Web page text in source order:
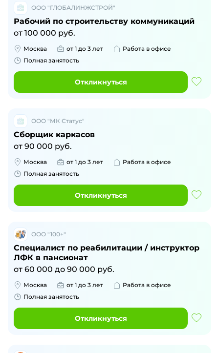
ООО "ГЛОБАЛИНЖСТРОЙ"
Рабочий по строительству коммуникаций
от 100 000 руб.
Москва от 1 до 3 лет
Работа в офисе
Полная занятость
Откликнуться
ООО "МК Статус"
Сборщик каркасов
от 90 000 руб.
Москва от 1 до 3 лет
Работа в офисе
Полная занятость
Откликнуться
ООО "100+"
Специалист по реабилитации / инструктор
ЛФК в пансионат
от 60 000 до 90 000 руб.
Москва от 1 до 3 лет
Работа в офисе
Полная занятость
Откликнуться